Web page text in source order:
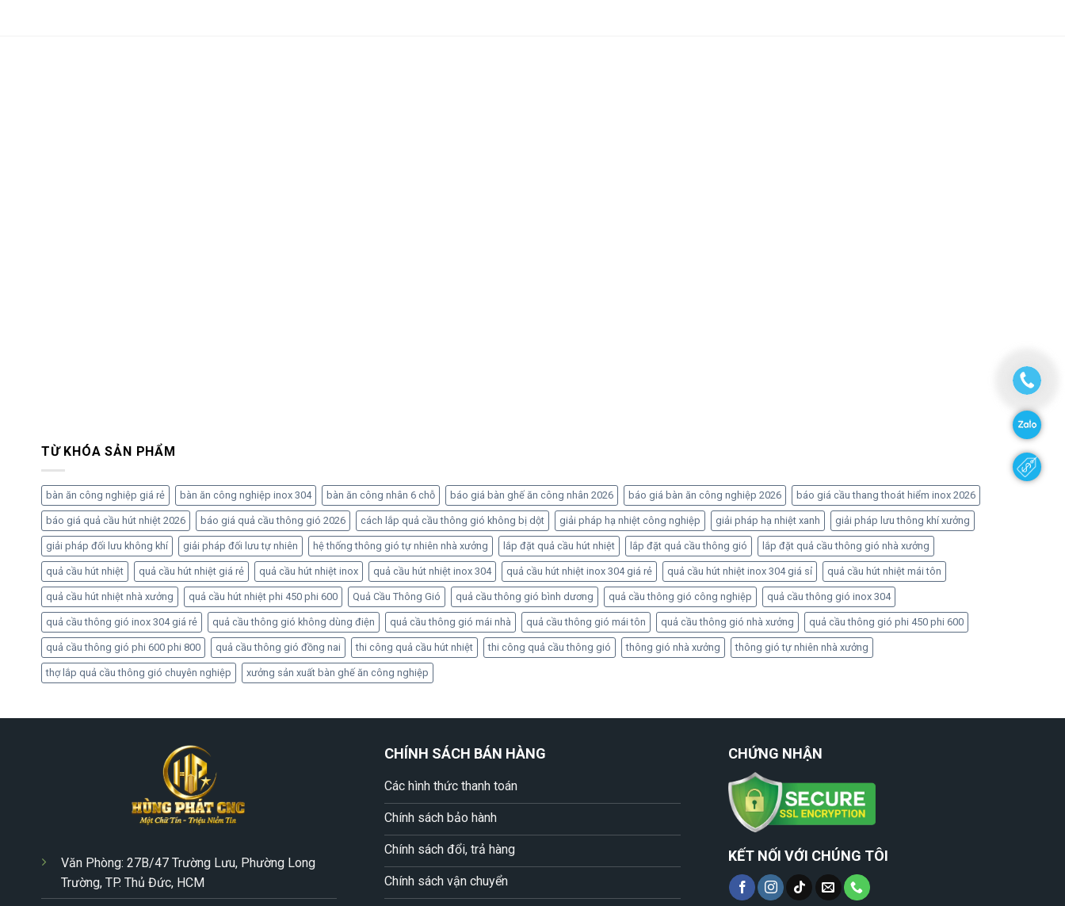
TỪ KHÓA SẢN PHẨM
bàn ăn công nghiệp giá rẻ bàn ăn công nghiệp inox 304 bàn ăn công nhân 6 chỗ báo giá bàn ghế ăn công nhân 2026 báo giá bàn ăn công nghiệp 2026 báo giá cầu thang thoát hiểm inox 2026
báo giá quả cầu hút nhiệt 2026 báo giá quả cầu thông gió 2026 cách lắp quả cầu thông gió không bị dột giải pháp hạ nhiệt công nghiệp giải pháp hạ nhiệt xanh giải pháp lưu thông khí xưởng
giải pháp đối lưu không khí giải pháp đối lưu tự nhiên hệ thống thông gió tự nhiên nhà xưởng lắp đặt quả cầu hút nhiệt lắp đặt quả cầu thông gió lắp đặt quả cầu thông gió nhà xưởng
quả cầu hút nhiệt quả cầu hút nhiệt giá rẻ quả cầu hút nhiệt inox quả cầu hút nhiệt inox 304 quả cầu hút nhiệt inox 304 giá rẻ quả cầu hút nhiệt inox 304 giá sỉ quả cầu hút nhiệt mái tôn
quả cầu hút nhiệt nhà xưởng quả cầu hút nhiệt phi 450 phi 600 Quả Cầu Thông Gió quả cầu thông gió bình dương quả cầu thông gió công nghiệp quả cầu thông gió inox 304
quả cầu thông gió inox 304 giá rẻ quả cầu thông gió không dùng điện quả cầu thông gió mái nhà quả cầu thông gió mái tôn quả cầu thông gió nhà xưởng quả cầu thông gió phi 450 phi 600
quả cầu thông gió phi 600 phi 800 quả cầu thông gió đồng nai thi công quả cầu hút nhiệt thi công quả cầu thông gió thông gió nhà xưởng thông gió tự nhiên nhà xưởng
thợ lắp quả cầu thông gió chuyên nghiệp xưởng sản xuất bàn ghế ăn công nghiệp
Văn Phòng: 27B/47 Trường Lưu, Phường Long
Trường, TP. Thủ Đức, HCM
CHÍNH SÁCH BÁN HÀNG
Các hình thức thanh toán
Chính sách bảo hành
Chính sách đổi, trả hàng
Chính sách vận chuyển
CHỨNG NHẬN
KẾT NỐI VỚI CHÚNG TÔI